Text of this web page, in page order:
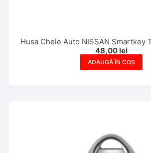
Husa Cheie Auto NISSAN Smartkey
48,00 lei
ADAUGĂ ÎN COȘ